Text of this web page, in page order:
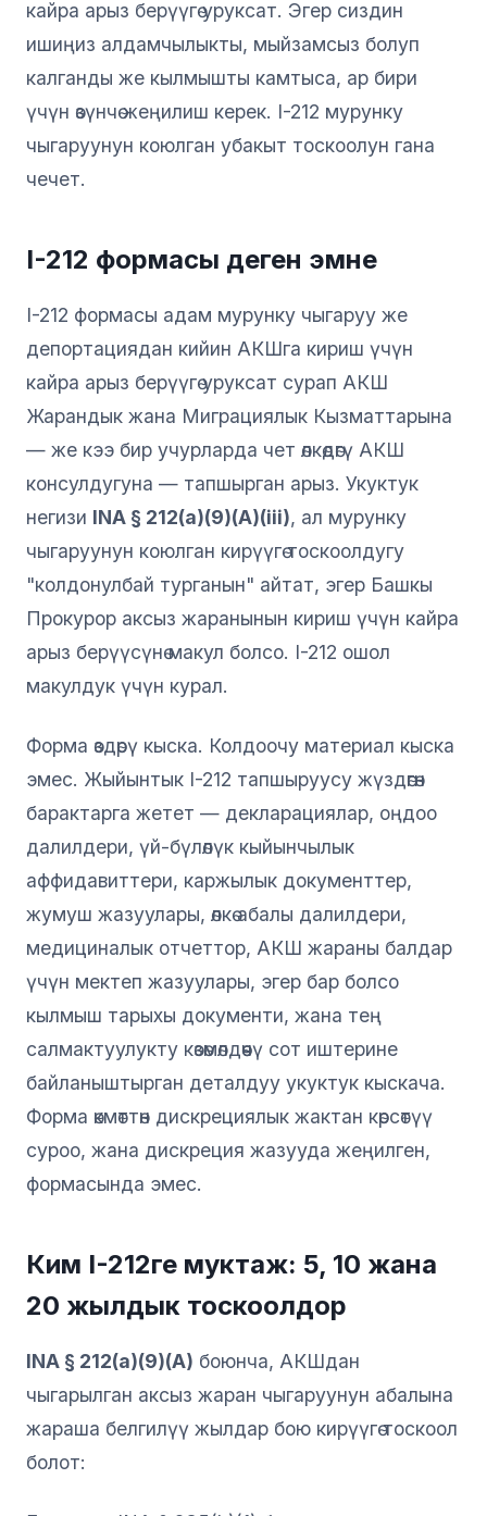
кайра арыз берүүгө уруксат. Эгер сиздин
ишиңиз алдамчылыкты, мыйзамсыз болуп
калганды же кылмышты камтыса, ар бири
үчүн өзүнчө жеңилиш керек. I-212 мурунку
чыгаруунун коюлган убакыт тоскоолун гана
чечет.
I-212 формасы деген эмне
I-212 формасы адам мурунку чыгаруу же
депортациядан кийин АКШга кириш үчүн
кайра арыз берүүгө уруксат сурап АКШ
Жарандык жана Миграциялык Кызматтарына
— же кээ бир учурларда чет өлкөдөгү АКШ
консулдугуна — тапшырган арыз. Укуктук
негизи INA § 212(a)(9)(A)(iii), ал мурунку
чыгаруунун коюлган кирүүгө тоскоолдугу
"колдонулбай турганын" айтат, эгер Башкы
Прокурор аксыз жаранынын кириш үчүн кайра
арыз берүүсүнө макул болсо. I-212 ошол
макулдук үчүн курал.
Форма өздөрү кыска. Колдоочу материал кыска
эмес. Жыйынтык I-212 тапшыруусу жүздөгөн
барактарга жетет — декларациялар, оңдоо
далилдери, үй-бүлөлүк кыйынчылык
аффидавиттери, каржылык документтер,
жумуш жазуулары, өлкө абалы далилдери,
медициналык отчеттор, АКШ жараны балдар
үчүн мектеп жазуулары, эгер бар болсо
кылмыш тарыхы документи, жана тең
салмактуулукту көзөмөлдөөчү сот иштерине
байланыштырган деталдуу укуктук кыскача.
Форма өкмөттөн дискрециялык жактан көрсөтүү
суроо, жана дискреция жазууда жеңилген,
формасында эмес.
Ким I-212ге муктаж: 5, 10 жана
20 жылдык тоскоолдор
INA § 212(a)(9)(A) боюнча, АКШдан
чыгарылган аксыз жаран чыгаруунун абалына
жараша белгилүү жылдар бою кирүүгө тоскоол
болот: